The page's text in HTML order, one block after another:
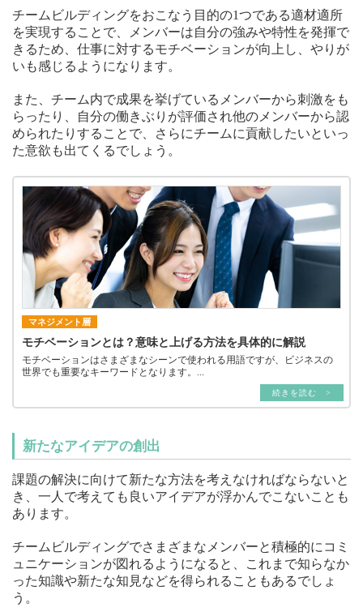
チームビルディングをおこなう目的の1つである適材適所
を実現することで、メンバーは自分の強みや特性を発揮で
きるため、仕事に対するモチベーションが向上し、やりが
いも感じるようになります。
また、チーム内で成果を挙げているメンバーから刺激をも
らったり、自分の働きぶりが評価され他のメンバーから認
められたりすることで、さらにチームに貢献したいといっ
た意欲も出てくるでしょう。
マネジメント層
モチベーションとは？意味と上げる方法を具体的に解説
モチベーションはさまざまなシーンで使われる用語ですが、ビジネスの
世界でも重要なキーワードとなります。...
続きを読む >
新たなアイデアの創出
課題の解決に向けて新たな方法を考えなければならないと
き、一人で考えても良いアイデアが浮かんでこないことも
あります。
チームビルディングでさまざまなメンバーと積極的にコミ
ュニケーションが図れるようになると、これまで知らなか
った知識や新たな知見などを得られることもあるでしょ
う。